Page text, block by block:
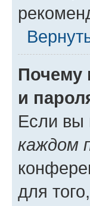
Почему
и
Если вы
каждом
для